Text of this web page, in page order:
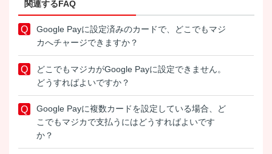
関連するFAQ
Google Payに設定済みのカードで、どこでもマジ
カへチャージできますか？
どこでもマジカがGoogle Payに設定できません。
どうすればよいですか？
Google Payに複数カードを設定している場合、ど
こでもマジカで支払うにはどうすればよいです
か？